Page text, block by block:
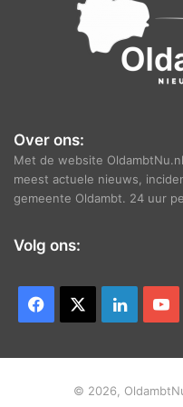
Over ons:
Met de website
meest actuele nieuws,
gemeente Oldambt. 24 uur
Volg ons:
Facebook LinkedIn
© 2026,